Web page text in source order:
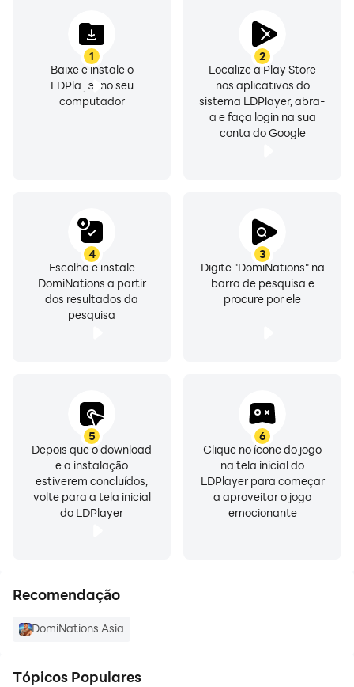
• Conquiste o globo num Guerra Mundial e fique com
os despojos!
Construa uma das maiores civilizações históricas e
desenvolva uma estratégia de batalha para
conquistar os seus oponentes. Faça alianças para a
conquista mundial em DomiNations!
Aviso de uso de permissão de aplicativo:
Solicitamos permissões de acesso para fornecer
serviços conforme abaixo
• ID do dispositivo e chamadas telefônicas: identifica a
relação entre o dispositivo e a base
Política de Privacidade:
https://bighugegames.com/privacy-policy/
Termos de Serviço:
https://bighugegames.com/terms-of-use/
1
Baixe e instale o
LDPlayer no seu
computador
2
Localize a Play Store
nos aplicativos do
sistema LDPlayer, abra-
a e faça login na sua
conta do Google
3
Digite "DomiNations" na
barra de pesquisa e
procure por ele
4
Escolha e instale
DomiNations a partir
dos resultados da
pesquisa
5
Depois que o download
e a instalação
estiverem concluídos,
volte para a tela inicial
do LDPlayer
6
Clique no ícone do jogo
na tela inicial do
LDPlayer para começar
a aproveitar o jogo
emocionante
Recomendação
DomiNations Asia
Tópicos Populares